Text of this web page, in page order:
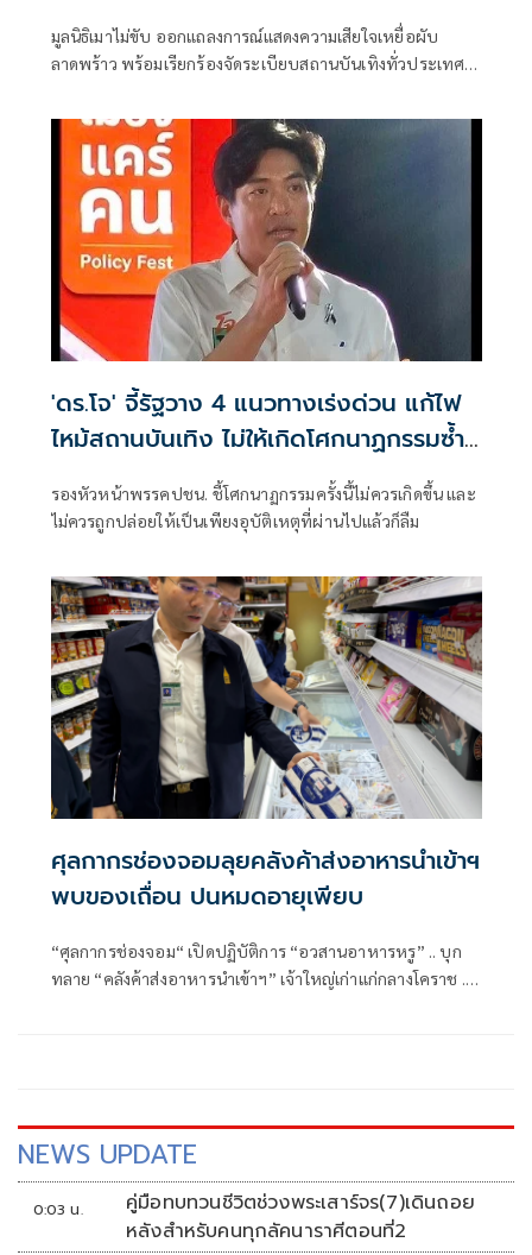
มูลนิธิเมาไม่ขับ ออกแถลงการณ์แสดงความเสียใจเหยื่อผับ
ลาดพร้าว พร้อมเรียกร้องจัดระเบียบสถานบันเทิงทั่วประเทศ
'ดร.โจ' จี้รัฐวาง 4 แนวทางเร่งด่วน แก้ไฟ
ไหม้สถานบันเทิง ไม่ให้เกิดโศกนาฏกรรมซ้ำ
รองหัวหน้าพรรคปชน. ชี้โศกนาฏกรรมครั้งนี้ไม่ควรเกิดขึ้น และ
ไม่ควรถูกปล่อยให้เป็นเพียงอุบัติเหตุที่ผ่านไปแล้วก็ลืม
ศุลกากรช่องจอมลุยคลังค้าส่งอาหารนำเข้าฯ
พบของเถื่อน ปนหมดอายุเพียบ
“ศุลกากรช่องจอม“ เปิดปฏิบัติการ “อวสานอาหารหรู” .. บุก
ทลาย “คลังค้าส่งอาหารนำเข้าฯ” เจ้าใหญ่เก่าแก่กลางโคราช ..
NEWS UPDATE
0:03 น.
คู่มือทบทวนชีวิตช่วงพระเสาร์จร(7)เดินถอย
หลังสำหรับคนทุกลัคนาราศีตอนที่2